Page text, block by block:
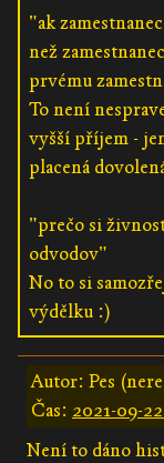
"ak
než
prvému
To není
vyšší příjem -
placená
"prečo si
odvodov"
No to si
výdělku :)
Autor: Pes
Čas: 2021-09-
Není to dáno